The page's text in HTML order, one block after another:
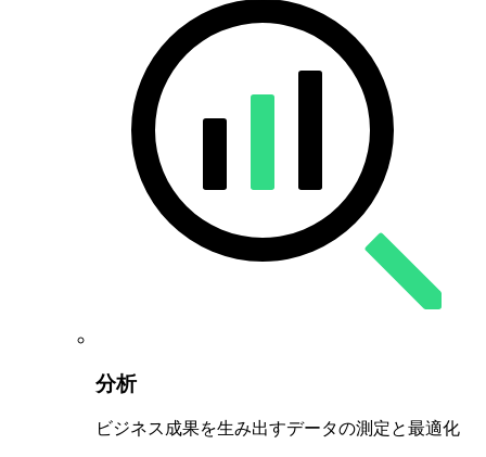
分析
ビジネス成果を生み出すデータの測定と最適化